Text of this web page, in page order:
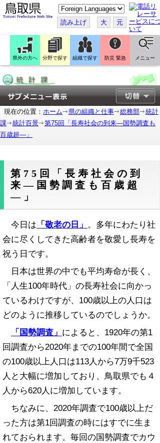
こ
の
ペ
ー
ジ
翻
訳
す
読み上げ 大 元
県外の方へ 分野で探す 組織で探す 防災 緊急 メニュー
現在の位置： ホーム 県の組織と仕事 総務部
統計
課
統計百景
第75回「長寿社会の到来―国勢調査も
百歳超―」
第75回「長寿社会の到
来―国勢調査も百歳超
―」
今日は 「敬老の日」 。多年にわたり社
会に尽くしてきた高齢者を敬愛し長寿を
祝う日です。
日本は世界の中でも平均寿命が長く、
「人生100年時代」の長寿社会に向かっ
ているわけですが、100歳以上の人口は
どのように推移しているのでしょうか。
「国勢調査」 によると、1920年の第1
回調査から2020年までの100年間で全国
の100歳以上人口は113人から7万9千523
人と大幅に増加しており、鳥取県でも４
人から620人に増加しています。
ちなみに、2020年調査で100歳以上だ
った方は第1回調査の時にはすでに生ま
れておられます。毎回の国勢調査でカウ